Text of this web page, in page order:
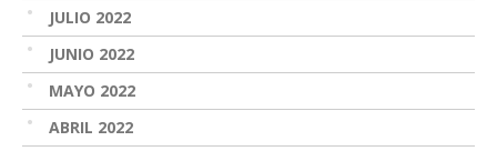
JULIO 2022
JUNIO 2022
MAYO 2022
ABRIL 2022